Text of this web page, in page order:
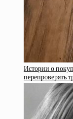
Истории о
перепроверять